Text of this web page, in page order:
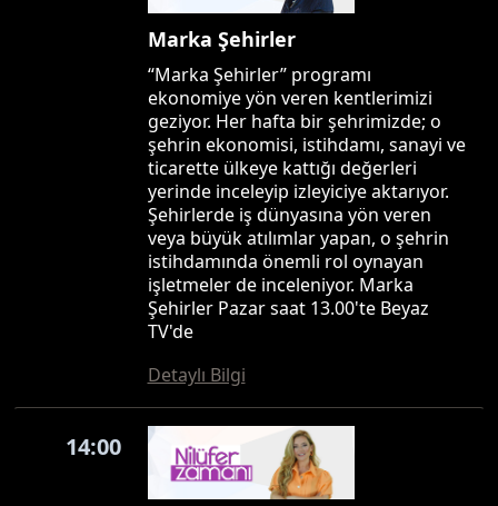
Marka Şehirler
“Marka Şehirler” programı
ekonomiye yön veren kentlerimizi
geziyor. Her hafta bir şehrimizde; o
şehrin ekonomisi, istihdamı, sanayi ve
ticarette ülkeye kattığı değerleri
yerinde inceleyip izleyiciye aktarıyor.
Şehirlerde iş dünyasına yön veren
veya büyük atılımlar yapan, o şehrin
istihdamında önemli rol oynayan
işletmeler de inceleniyor. Marka
Şehirler Pazar saat 13.00'te Beyaz
TV'de
Detaylı Bilgi
14:00